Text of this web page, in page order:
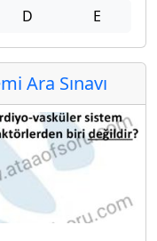
D E
Ara Sınavı